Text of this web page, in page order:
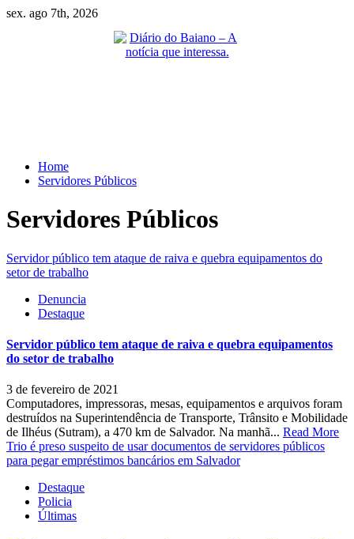
Skip
sex. ago 7th, 2026
Home
Servidores Públicos
Servidores Públicos
Servidor público tem ataque de raiva e quebra equipamentos do
setor de trabalho
Denuncia
Destaque
Servidor público tem ataque de raiva e quebra equipamentos
do setor de trabalho
3 de fevereiro de 2021
Computadores, impressoras, mesas, equipamentos e arquivos foram
destruídos na Superintendência de Transporte, Trânsito e Mobilidade
de Ilhéus (Sutram), a 470 km de Salvador. Na manhã... Read More
Trio é preso suspeito de usar documentos de servidores públicos
para pegar empréstimos bancários em Salvador
Destaque
Policia
Últimas